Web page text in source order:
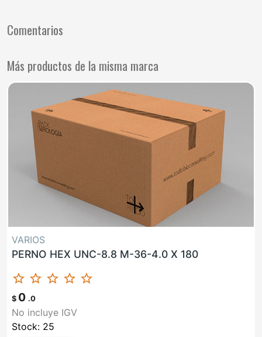
Comentarios
Más productos de la misma marca
VARIOS
PERNO HEX UNC-8.8 M-36-4.0 X 180
star_border star_border star_border star_border star_border
$ 0 .0
No incluye IGV
Stock: 25